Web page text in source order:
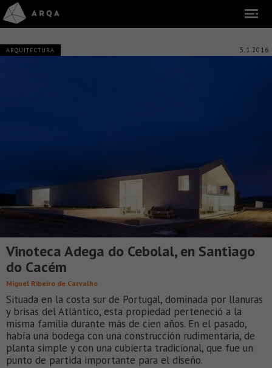
ARQUITECTURA 5.1.2016
Vinoteca Adega do Cebolal, en Santiago
do Cacém
Miguel Ribeiro de Carvalho
Situada en la costa sur de Portugal, dominada por llanuras
y brisas del Atlántico, esta propiedad perteneció a la
misma familia durante más de cien años. En el pasado,
había una bodega con una construcción rudimentaria, de
planta simple y con una cubierta tradicional, que fue un
punto de partida importante para el diseño.